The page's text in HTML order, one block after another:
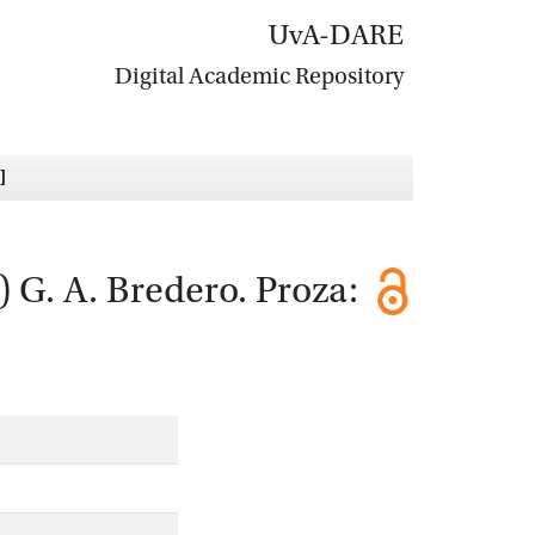
UvA-DARE
Digital Academic Repository
G. A. Bredero. Proza: